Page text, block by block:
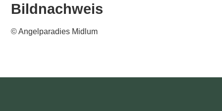
Bildnachweis
© Angelparadies Midlum